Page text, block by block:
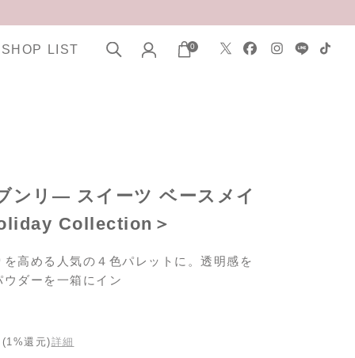
SHOP LIST 0
ンリ― スイーツ ベースメイ
Collection＞
高める人気の４色パレットに。透明感を
ダーを一箱にイン
(1%還元)詳細